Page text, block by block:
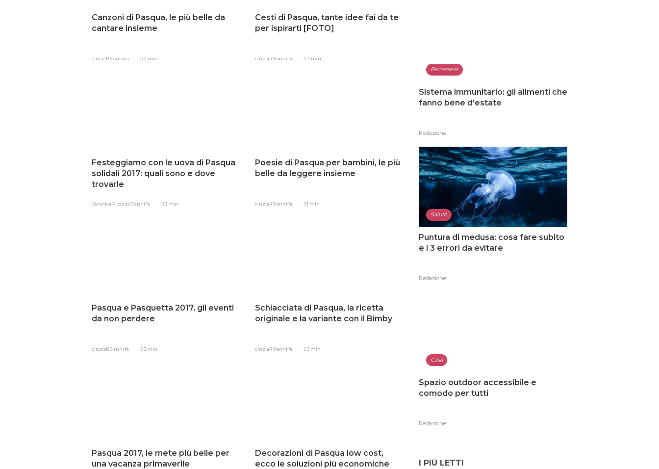
Canzoni di Pasqua, le più belle da
cantare insieme
cinziaR9 anni fa 2 min
Cesti di Pasqua, tante idee fai da te
per ispirarti [FOTO]
cinziaR9 anni fa 2 min
Festeggiamo con le uova di Pasqua
solidali 2017: quali sono e dove
trovarle
Veronica Picazzo9 anni fa 3 min
Poesie di Pasqua per bambini, le più
belle da leggere insieme
cinziaR9 anni fa 1 min
Pasqua e Pasquetta 2017, gli eventi
da non perdere
cinziaR9 anni fa 3 min
Schiacciata di Pasqua, la ricetta
originale e la variante con il Bimby
cinziaR9 anni fa 3 min
Pasqua 2017, le mete più belle per
una vacanza primaverile
Decorazioni di Pasqua low cost,
ecco le soluzioni più economiche
Benessere
Sistema immunitario: gli alimenti che
fanno bene d’estate
Redazione
Salute
Puntura di medusa: cosa fare subito
e i 3 errori da evitare
Redazione
Casa
Spazio outdoor accessibile e
comodo per tutti
Redazione
I PIÙ LETTI